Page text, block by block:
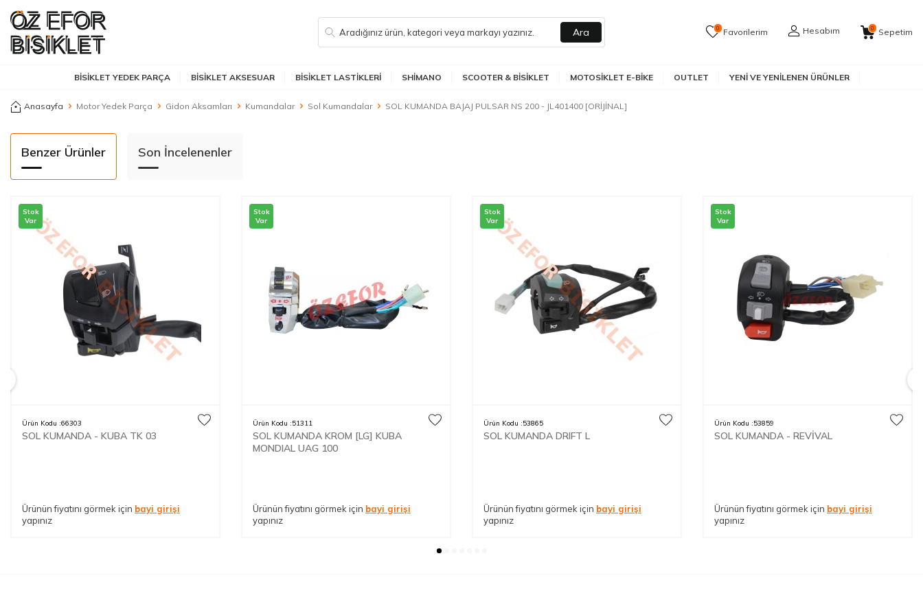
Ara 0 Favorilerim Hesabım 0 Sepetim
BISIKLET YEDEK PARÇA BISIKLET AKSESUAR BISIKLET LASTIKLERI SHIMANO SCOOTER & BISIKLET MOTOSIKLET E-BIKE OUTLET YENI VE YENILENEN ÜRÜNLER
Anasayfa Motor Yedek Parça Gidon Aksamları Kumandalar Sol Kumandalar SOL KUMANDA BAJAJ PULSAR NS 200 - JL401400 [ORİJİNAL]
Benzer Ürünler Son İncelenenler
Stok
Var
Ürün Kodu :66303
SOL KUMANDA - KUBA TK 03
Ürünün fiyatını görmek için bayi girişi
yapınız
Stok
Var
Ürün Kodu :51311
SOL KUMANDA KROM [LG] KUBA
MONDIAL UAG 100
Ürünün fiyatını görmek için bayi girişi
yapınız
Stok
Var
Ürün Kodu :53865
SOL KUMANDA DRIFT L
Ürünün fiyatını görmek için bayi girişi
yapınız
Stok
Var
Ürün Kodu :53859
SOL KUMANDA - REVİVAL
Ürünün fiyatını görmek için bayi girişi
yapınız